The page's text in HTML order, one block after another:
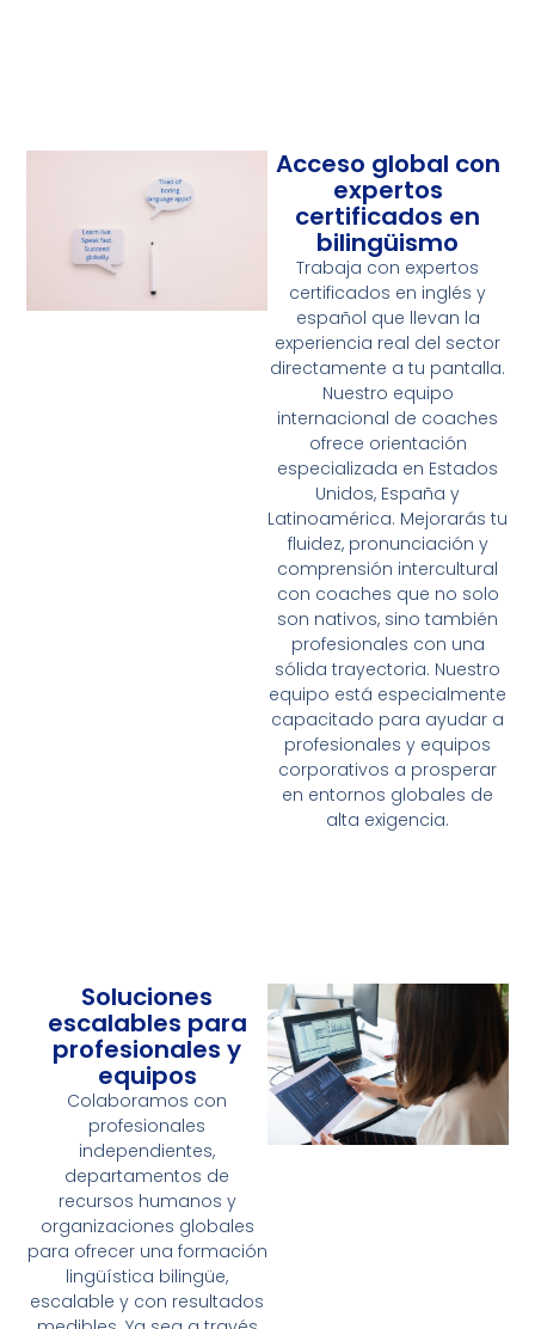
Acceso global con
expertos
certificados en
bilingüismo
Trabaja con expertos
certificados en inglés y
español que llevan la
experiencia real del sector
directamente a tu pantalla.
Nuestro equipo
internacional de coaches
ofrece orientación
especializada en Estados
Unidos, España y
Latinoamérica. Mejorarás tu
fluidez, pronunciación y
comprensión intercultural
con coaches que no solo
son nativos, sino también
profesionales con una
sólida trayectoria. Nuestro
equipo está especialmente
capacitado para ayudar a
profesionales y equipos
corporativos a prosperar
en entornos globales de
alta exigencia.
Soluciones
escalables para
profesionales y
equipos
Colaboramos con
profesionales
independientes,
departamentos de
recursos humanos y
organizaciones globales
para ofrecer una formación
lingüística bilingüe,
escalable y con resultados